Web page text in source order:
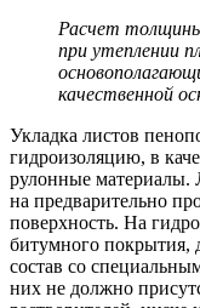
Расчет
при утеплении
качественной
Укладка листов
гидроизоляцию, в
рулонные материалы.
на предварительно
поверхность. На
битумного покрытия,
состав со
них не должно